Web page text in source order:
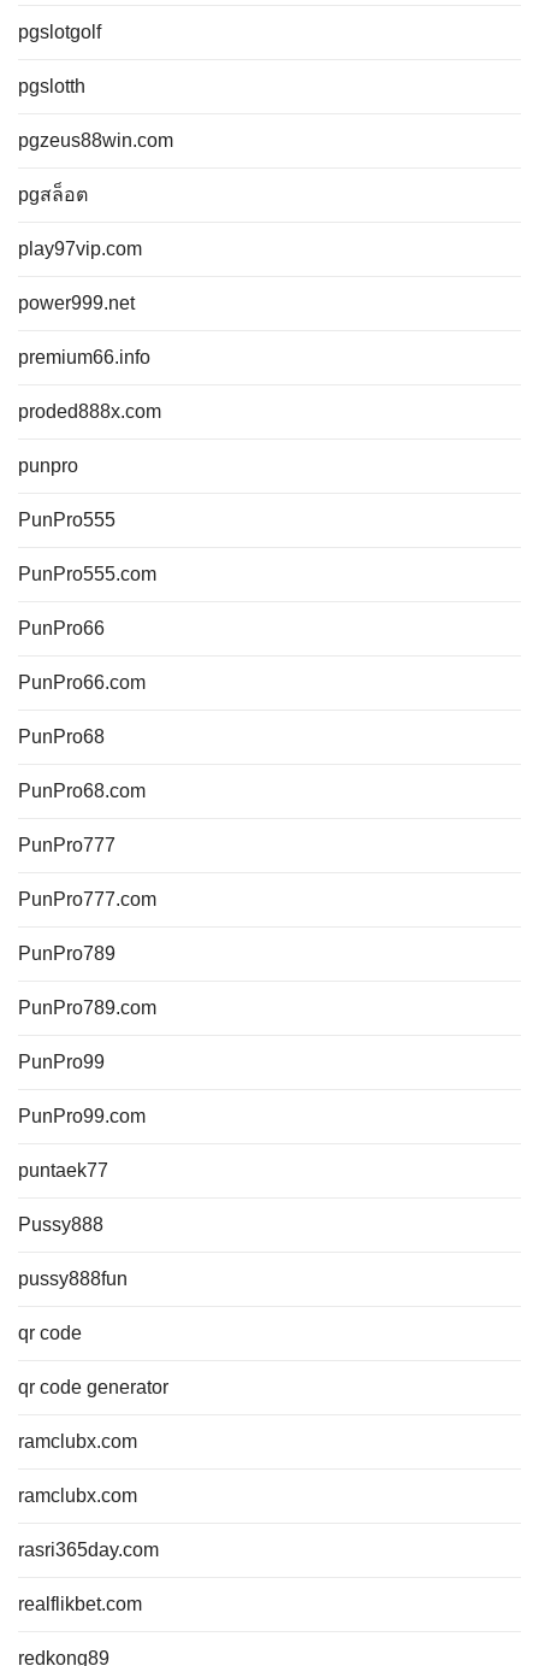
pgslotgolf
pgslotth
pgzeus88win.com
pgสล็อต
play97vip.com
power999.net
premium66.info
proded888x.com
punpro
PunPro555
PunPro555.com
PunPro66
PunPro66.com
PunPro68
PunPro68.com
PunPro777
PunPro777.com
PunPro789
PunPro789.com
PunPro99
PunPro99.com
puntaek77
Pussy888
pussy888fun
qr code
qr code generator
ramclubx.com
ramclubx.com
rasri365day.com
realflikbet.com
redkong89